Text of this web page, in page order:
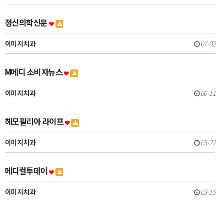
정신의학신문
이미지치과 07-02
M메디 소비자뉴스
이미지치과 06-11
헤모필리아 라이프
이미지치과 03-22
메디컬투데이
이미지치과 03-15